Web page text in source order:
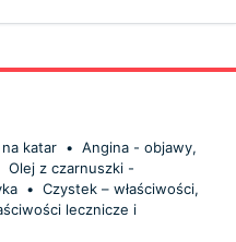
katar • Angina - objawy,
Olej z czarnuszki -
• Czystek – właściwości,
lecznicze i